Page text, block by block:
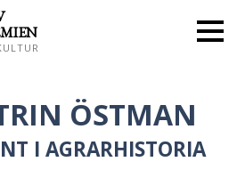
ÖSTMAN
I AGRARHISTORIA